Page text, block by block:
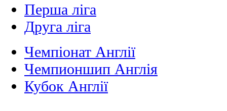
Перша ліга
Друга ліга
Чемпіонат Англії
Чемпионшип Англія
Кубок Англії